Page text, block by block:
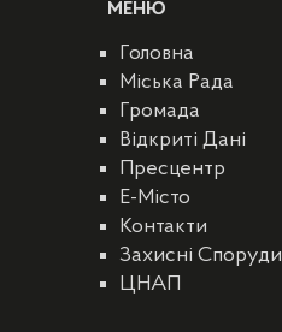
МЕНЮ
Головна
Міська Рада
Громада
Відкриті Дані
Пресцентр
E-Місто
Контакти
Захисні Споруди
ЦНАП